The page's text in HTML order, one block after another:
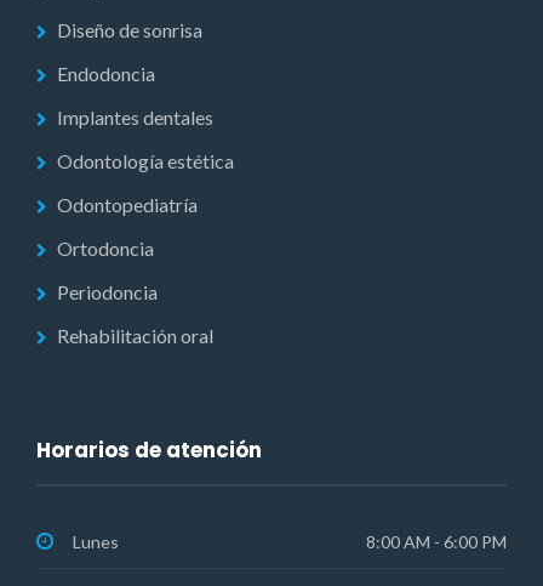
Diseño de sonrisa
Endodoncia
Implantes dentales
Odontología estética
Odontopediatría
Ortodoncia
Periodoncia
Rehabilitación oral
Horarios de atención
Lunes 8:00 AM - 6:00 PM